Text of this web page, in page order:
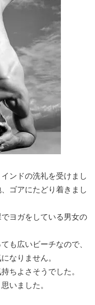
ンドの洗礼を受けまし
ゴアにたどり着きまし
ヨガをしている男女の
も広いビーチなので、
なりません。
ちよさそうでした。
いました。